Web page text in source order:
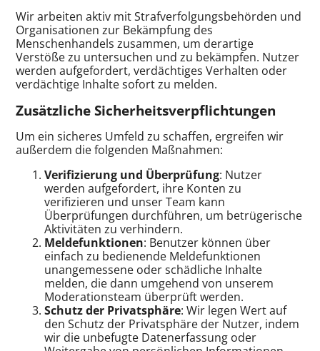
Wir arbeiten aktiv mit Strafverfolgungsbehörden und
Organisationen zur Bekämpfung des
Menschenhandels zusammen, um derartige
Verstöße zu untersuchen und zu bekämpfen. Nutzer
werden aufgefordert, verdächtiges Verhalten oder
verdächtige Inhalte sofort zu melden.
Zusätzliche Sicherheitsverpflichtungen
Um ein sicheres Umfeld zu schaffen, ergreifen wir
außerdem die folgenden Maßnahmen:
Verifizierung und Überprüfung: Nutzer
werden aufgefordert, ihre Konten zu
verifizieren und unser Team kann
Überprüfungen durchführen, um betrügerische
Aktivitäten zu verhindern.
Meldefunktionen: Benutzer können über
einfach zu bedienende Meldefunktionen
unangemessene oder schädliche Inhalte
melden, die dann umgehend von unserem
Moderationsteam überprüft werden.
Schutz der Privatsphäre: Wir legen Wert auf
den Schutz der Privatsphäre der Nutzer, indem
wir die unbefugte Datenerfassung oder